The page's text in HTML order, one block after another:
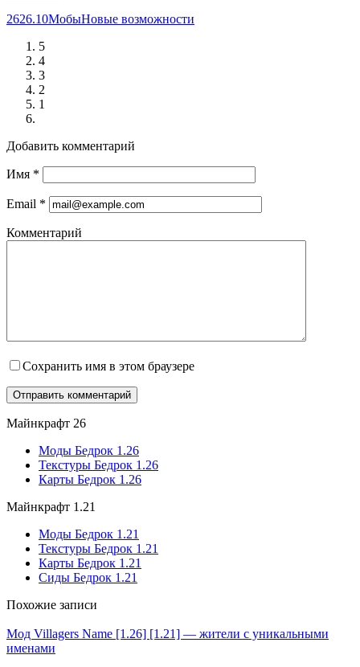
2626.10МобыНовые возможности
5
4
3
2
1
Добавить комментарий
Имя *
Email *
Комментарий
Сохранить имя в этом браузере
Майнкрафт 26
Моды Бедрок 1.26
Текстуры Бедрок 1.26
Карты Бедрок 1.26
Майнкрафт 1.21
Моды Бедрок 1.21
Текстуры Бедрок 1.21
Карты Бедрок 1.21
Сиды Бедрок 1.21
Похожие записи
Мод Villagers Name [1.26] [1.21] — жители с уникальными
именами